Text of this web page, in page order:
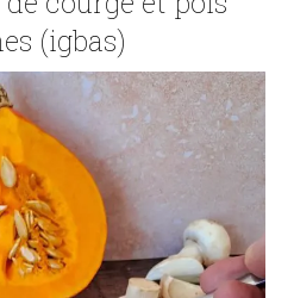
(igbas)